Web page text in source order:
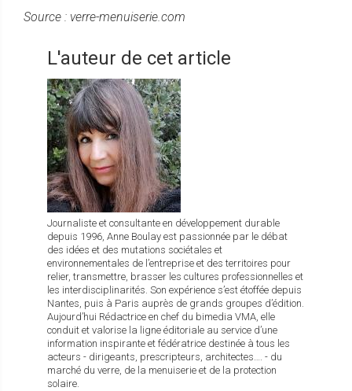
Source : verre-menuiserie.com
L'auteur de cet article
Journaliste et consultante en développement durable
depuis 1996, Anne Boulay est passionnée par le débat
des idées et des mutations sociétales et
environnementales de l’entreprise et des territoires pour
relier, transmettre, brasser les cultures professionnelles et
les interdisciplinarités. Son expérience s’est étoffée depuis
Nantes, puis à Paris auprès de grands groupes d’édition.
Aujourd’hui Rédactrice en chef du bimedia VMA, elle
conduit et valorise la ligne éditoriale au service d’une
information inspirante et fédératrice destinée à tous les
acteurs - dirigeants, prescripteurs, architectes…. - du
marché du verre, de la menuiserie et de la protection
solaire.